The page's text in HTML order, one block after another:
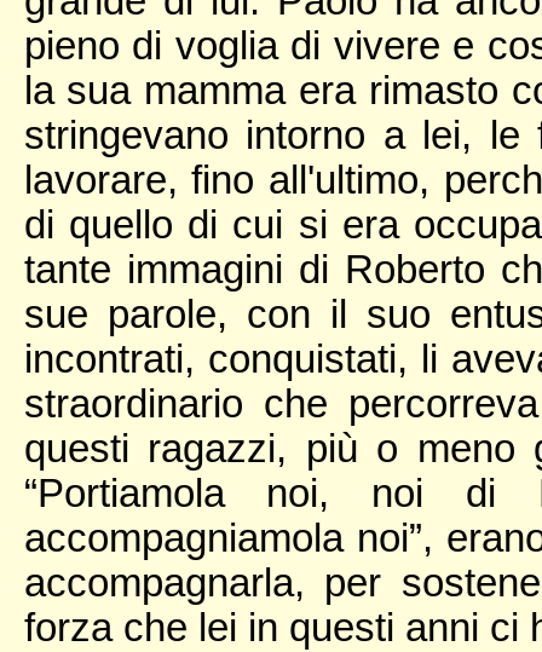
pieno di voglia di vivere e
la sua mamma era rimasto
stringevano intorno a lei, le
lavorare, fino all'ultimo,
di quello di cui si era
tante immagini di Roberto
sue parole, con il suo
incontrati, conquistati, li
straordinario che
questi ragazzi, più o meno
“Portiamola noi, noi di
accompagniamola noi”,
accompagnarla, per
forza che lei in questi anni ci